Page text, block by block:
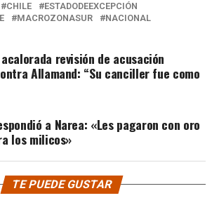
CHILE
ESTADODEEXCEPCIÓN
MACROZONASUR NACIONAL
revisión de acusación
Allamand: “Su canciller fue como
a Narea: «Les pagaron con oro
los milicos»
TE PUEDE GUSTAR